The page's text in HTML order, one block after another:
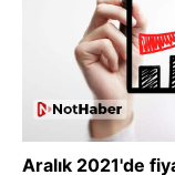
Aralık 2021'de